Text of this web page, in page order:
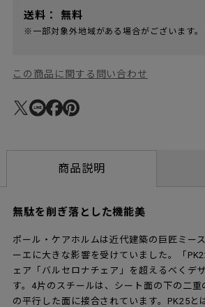
送料： 無料
※一部対象外地域がある場合がございます。
この商品に関する問い合わせ
商品説明
無駄を削ぎ落とした機能美
ポール・ケアホルムは近代建築の巨匠ミー
ーエに大きな影響を受けていました。「
ェア「バルセロナチェア」を超えるべくデ
す。4片のスチールは、シート面の下の二
の平行した面に接合されています。PK25と